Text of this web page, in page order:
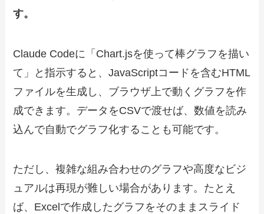
す。
Claude Codeに「Chart.jsを使って棒グラフを描い
て」と指示すると、JavaScriptコードを含むHTML
ファイルを生成し、ブラウザ上で動くグラフを作
成できます。データをCSVで渡せば、数値を読み
込んで自動でグラフ化することも可能です。
ただし、複雑な組み合わせのグラフや高度なビジ
ュアルは再現が難しい場合があります。たとえ
ば、Excelで作成したグラフをそのままスライド